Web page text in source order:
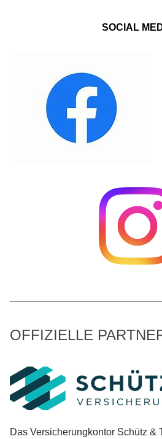
SOCIAL
OFFIZIELLE
Das Versicherungkontor Schütz &